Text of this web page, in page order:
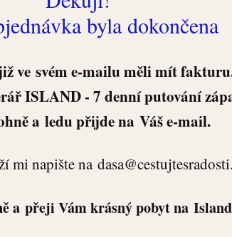
byla dokončena
ve svém e-mailu měli mít
ISLAND - 7 denní putování
a ledu přijde na Váš e-mail.
mi napište na
a přeji Vám krásný pobyt na